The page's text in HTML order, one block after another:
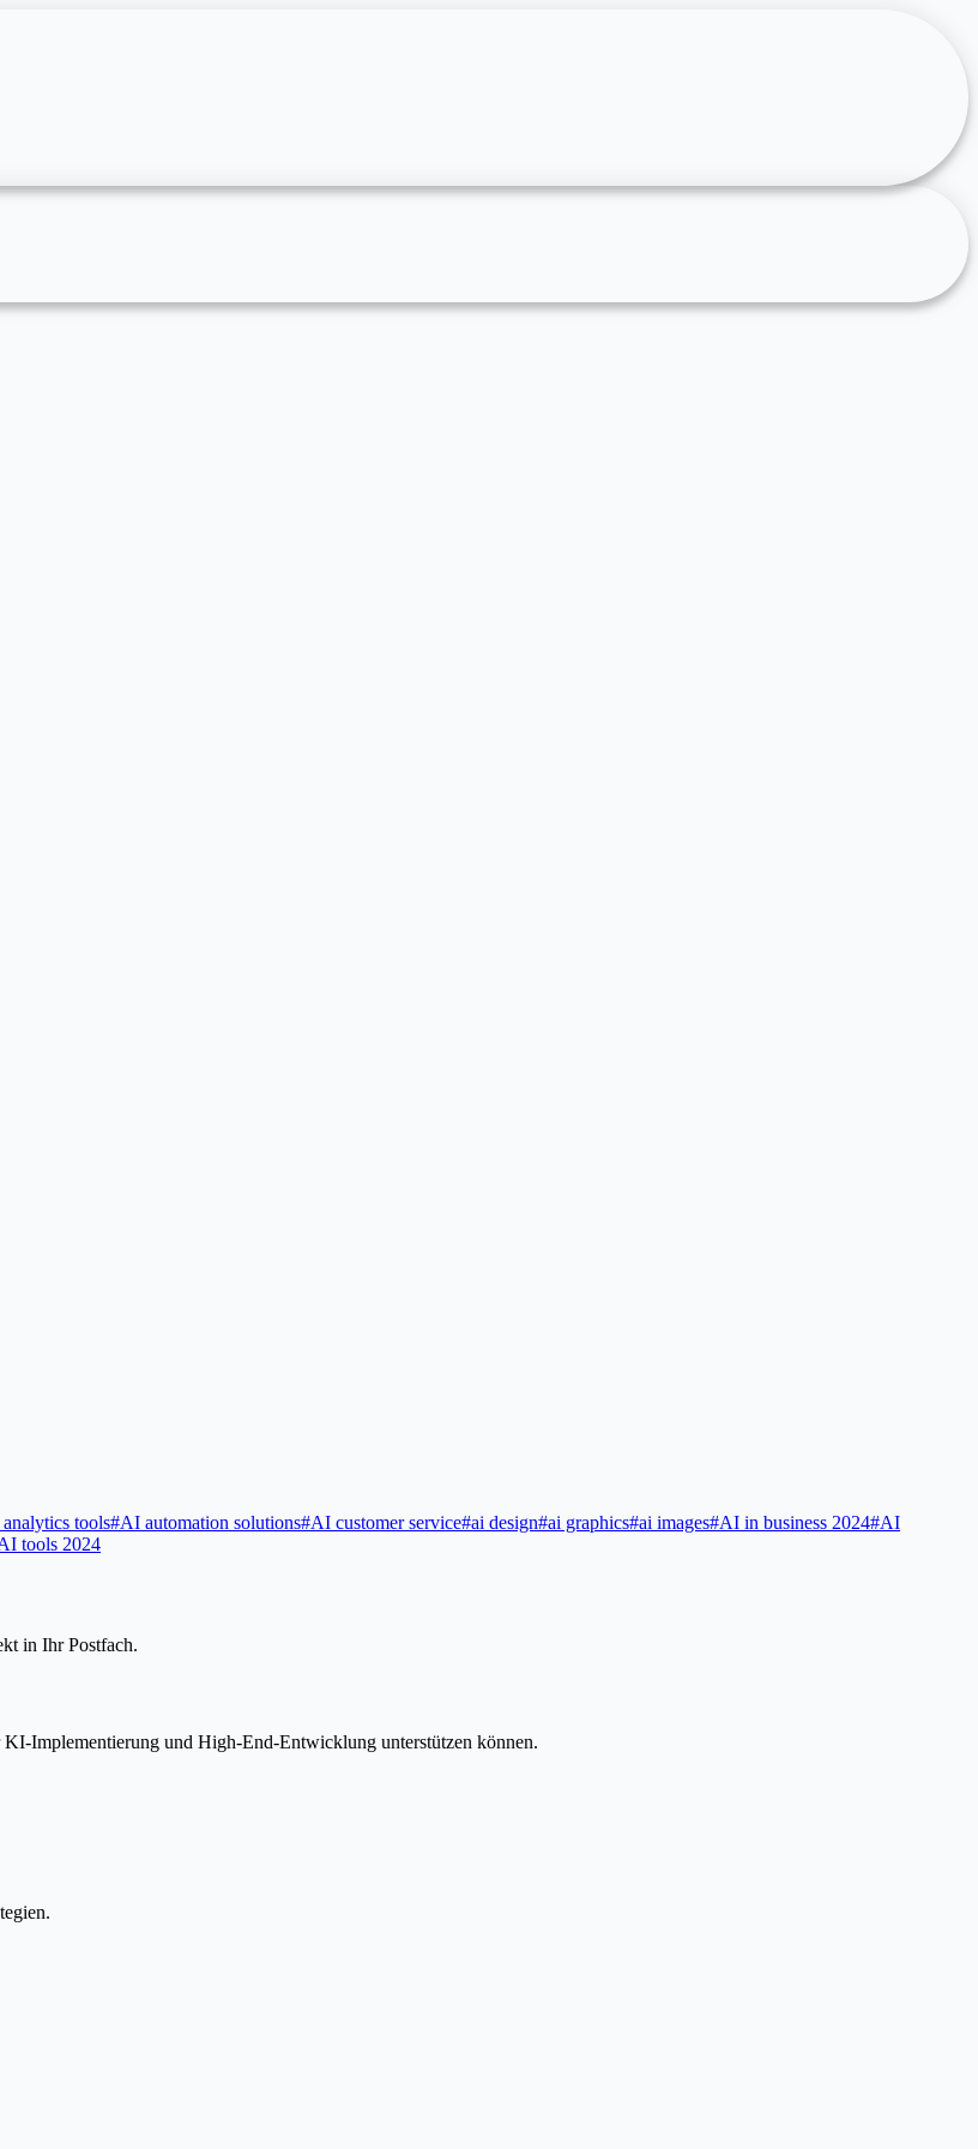
tools#AI automation solutions#AI customer service#ai design#ai graphics#ai images#AI in business 2024#AI
tools 2024
in Ihr Postfach.
Implementierung und High-End-Entwicklung unterstützen können.